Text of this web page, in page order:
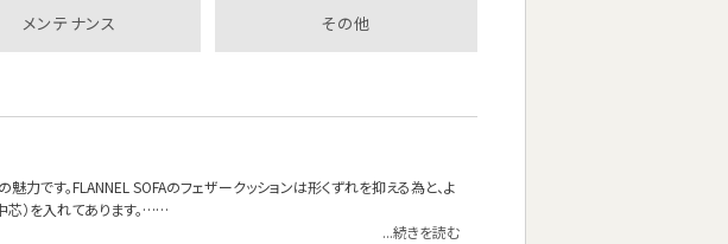
メンテナンス その他
です。FLANNEL SOFAのフェザークッションは形くずれを抑える為と、よ
芯）を入れてあります。……
...続きを読む